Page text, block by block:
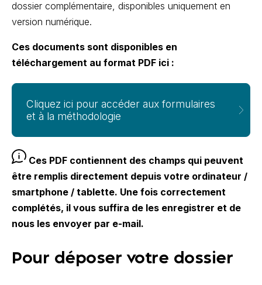
dossier complémentaire, disponibles uniquement en
version numérique.
Ces documents sont disponibles en
téléchargement au format PDF ici :
Cliquez ici pour accéder aux formulaires
et à la méthodologie
Ces PDF contiennent des champs qui peuvent
être remplis directement depuis votre ordinateur /
smartphone / tablette. Une fois correctement
complétés, il vous suffira de les enregistrer et de
nous les envoyer par e-mail.
Pour déposer votre dossier